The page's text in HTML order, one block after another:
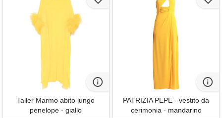
Taller Marmo abito lungo
penelope - giallo
PATRIZIA PEPE - vestito da
cerimonia - mandarino